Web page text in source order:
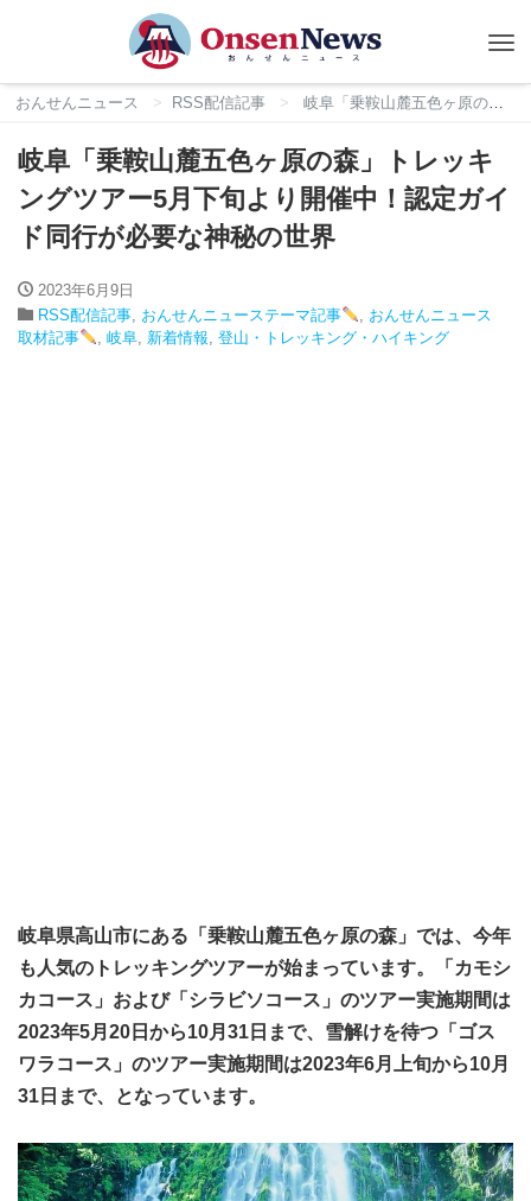
おんせんニュース RSS配信記事 岐阜「乗鞍山麓五色ヶ原の森」トレッキングツアー5月下旬より開催中！認定ガイド同行が必要な神秘の世界
岐阜「乗鞍山麓五色ヶ原の森」トレッキ
ングツアー5月下旬より開催中！認定ガイ
ド同行が必要な神秘の世界
2023年6月9日
RSS配信記事, おんせんニューステーマ記事 , おんせんニュース
取材記事
, 岐阜, 新着情報, 登山・トレッキング・ハイキング
岐阜県高山市にある「乗鞍山麓五色ヶ原の森」では、今年
も人気のトレッキングツアーが始まっています。「カモシ
カコース」および「シラビソコース」のツアー実施期間は
2023年5月20日から10月31日まで、雪解けを待つ「ゴス
ワラコース」のツアー実施期間は2023年6月上旬から10月
31日まで、となっています。